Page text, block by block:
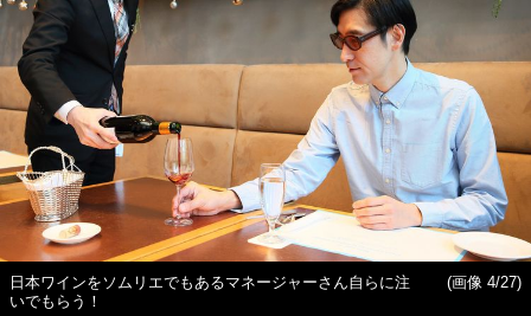
日本ワインをソムリエでもあるマネージャーさん自らに注
いでもらう！
(画像 4/27)